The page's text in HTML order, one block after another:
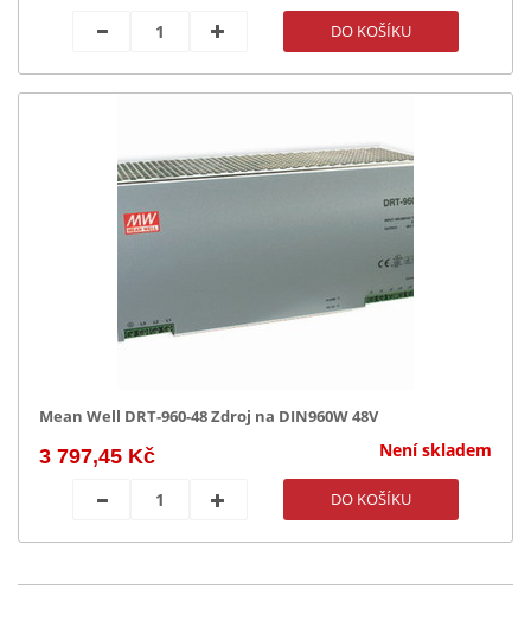
Mean Well DRT-960-48 Zdroj na DIN960W 48V
3 797,45 Kč Není skladem